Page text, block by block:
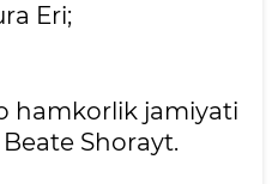
Eri;
hamkorlik jamiyati
Shorayt.